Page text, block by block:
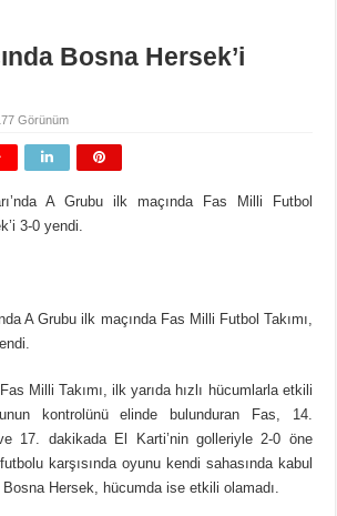
Bosna Hersek’i
Görünüm
A Grubu ilk maçında Fas Milli Futbol
3-0 yendi.
A Grubu ilk maçında Fas Milli Futbol Takımı,
Milli Takımı, ilk yarıda hızlı hücumlarla etkili
kontrolünü elinde bulunduran Fas, 14.
17. dakikada El Karti’nin golleriyle 2-0 öne
karşısında oyunu kendi sahasında kabul
Hersek, hücumda ise etkili olamadı.